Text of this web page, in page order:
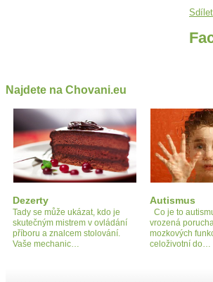
Sdílet
Najdete na Chovani.eu
Dezerty
Tady se může ukázat, kdo je
skutečným mistrem v ovládání
příboru a znalcem stolování.
Vaše mechanic…
Autismus
Co je to
vrozená
mozkových
celoživotní do…